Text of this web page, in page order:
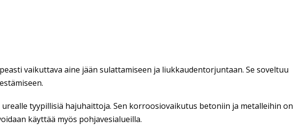
vaikuttava aine jään sulattamiseen ja liukkaudentorjuntaan. Se soveltuu
tyypillisiä hajuhaittoja. Sen korroosiovaikutus betoniin ja metalleihin on
käyttää myös pohjavesialueilla.